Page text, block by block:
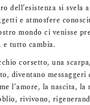
dell’esistenza si svela
e atmosfere
mondo ci venisse
e tutto cambia.
corsetto, una
diventano messaggeri
l’amore, la nascita,
rivivono,